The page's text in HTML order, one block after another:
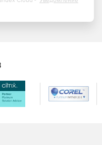
растровыми
векторизация
и юридические